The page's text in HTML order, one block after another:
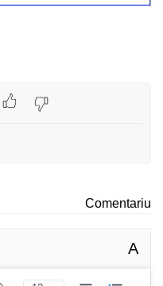
Comentariu
A